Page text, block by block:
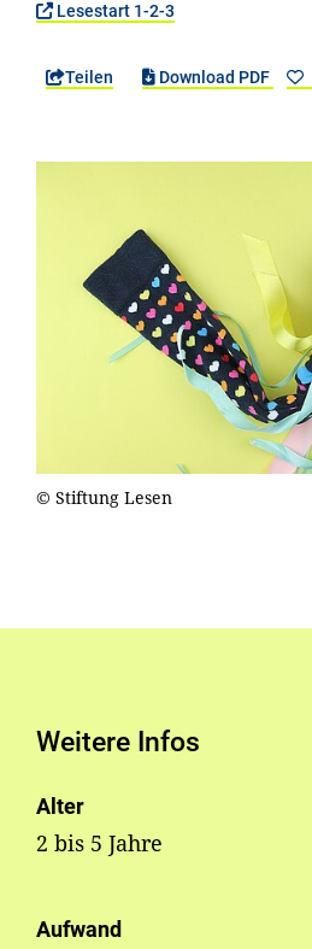
Lesestart 1-2-3
Teilen Download PDF
© Stiftung Lesen
Weitere Infos
Alter
2 bis 5 Jahre
Aufwand